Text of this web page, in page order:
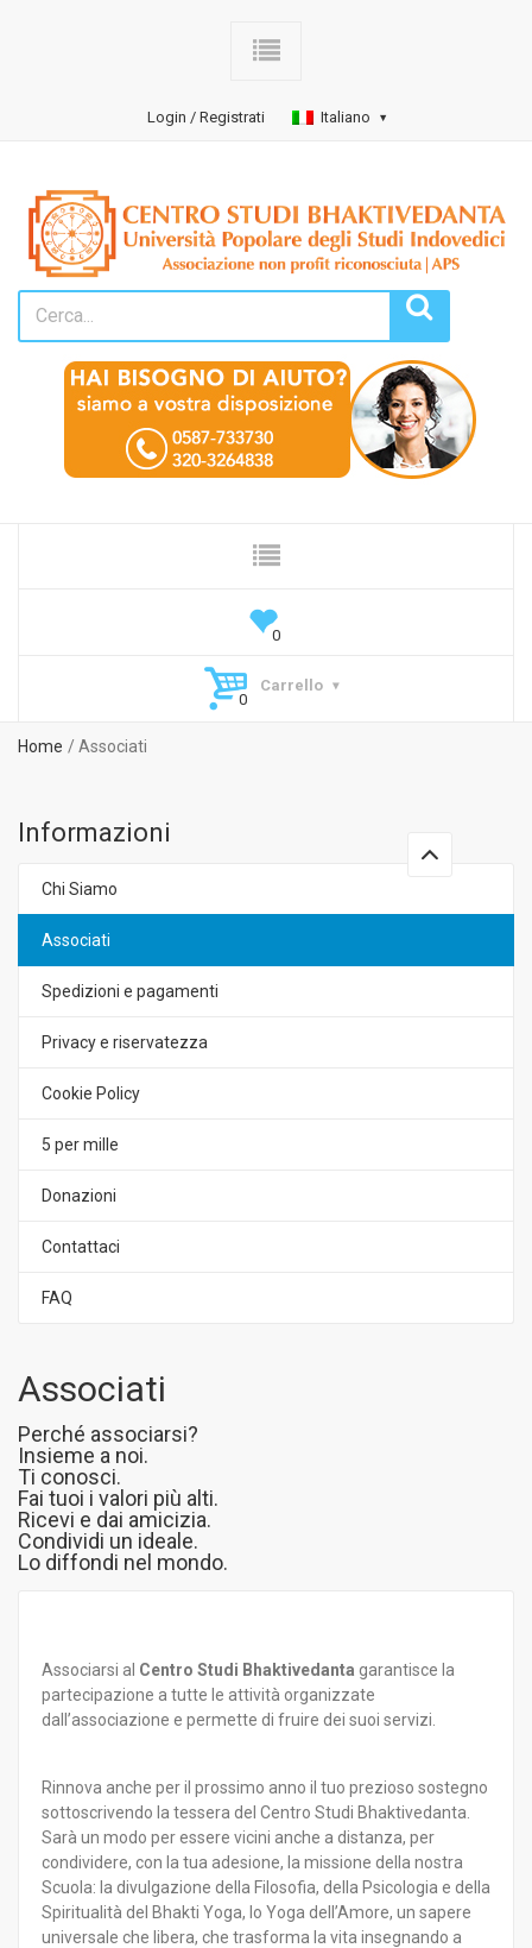
Login / Registrati Italiano
Carrello
Home Associati
Informazioni
Chi Siamo
Associati
Spedizioni e pagamenti
Privacy e riservatezza
Cookie Policy
5 per mille
Donazioni
Contattaci
FAQ
Associati
Perché associarsi?
Insieme a noi.
Ti conosci.
Fai tuoi i valori più alti.
Ricevi e dai amicizia.
Condividi un ideale.
Lo diffondi nel mondo.
Associarsi al Centro Studi Bhaktivedanta garantisce la
partecipazione a tutte le attività organizzate
dall’associazione e permette di fruire dei suoi servizi.
Rinnova anche per il prossimo anno il tuo prezioso sostegno
sottoscrivendo la tessera del Centro Studi Bhaktivedanta.
Sarà un modo per essere vicini anche a distanza, per
condividere, con la tua adesione, la missione della nostra
Scuola: la divulgazione della Filosofia, della Psicologia e della
Spiritualità del Bhakti Yoga, lo Yoga dell’Amore, un sapere
universale che libera, che trasforma la vita insegnando a